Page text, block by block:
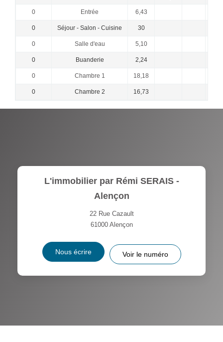
0 Entrée 6,43
0 Séjour - Salon - Cuisine 30
0 Salle d'eau 5,10
0 Buanderie 2,24
0 Chambre 1 18,18
0 Chambre 2 16,73
L'immobilier par Rémi SERAIS -
Alençon
22 Rue Cazault
61000 Alençon
Nous écrire Voir le numéro